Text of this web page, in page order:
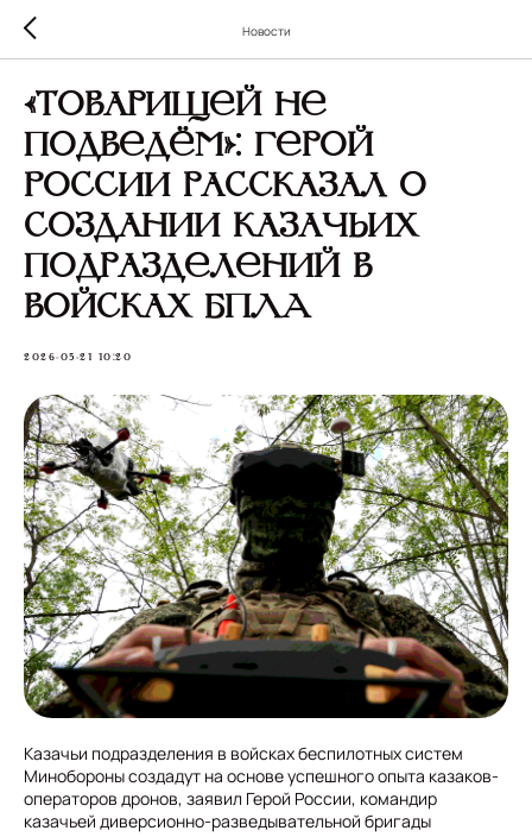
Новости
«Товарищей не
подведём»: Герой
России рассказал о
создании казачьих
подразделений в
войсках БПЛА
2026-05-21 10:20
Казачьи подразделения в войсках беспилотных систем
Минобороны создадут на основе успешного опыта казаков-
операторов дронов, заявил Герой России, командир
казачьей диверсионно-разведывательной бригады